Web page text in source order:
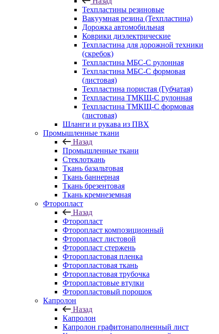
Техпластины резиновые
Вакуумная резина (Техпластина)
Дорожка автомобильная
Коврики диэлектрические
Техпластина для дорожной техники
(скребок)
Техпластина МБС-С рулонная
Техпластина МБС-С формовая
(листовая)
Техпластина пористая (Губчатая)
Техпластина ТМКЩ-С рулонная
Техпластина ТМКЩ-С формовая
(листовая)
Шланги и рукава из ПВХ
Промышленные ткани
Назад
Промышленные ткани
Стеклоткань
Ткань базальтовая
Ткань баннерная
Ткань брезентовая
Ткань кремнеземная
Фторопласт
Назад
Фторопласт
Фторопласт композиционный
Фторопласт листовой
Фторопласт стержень
Фторопластовая пленка
Фторопластовая ткань
Фторопластовая трубочка
Фторопластовые втулки
Фторопластовый порошок
Капролон
Назад
Капролон
Капролон графитонаполненный лист